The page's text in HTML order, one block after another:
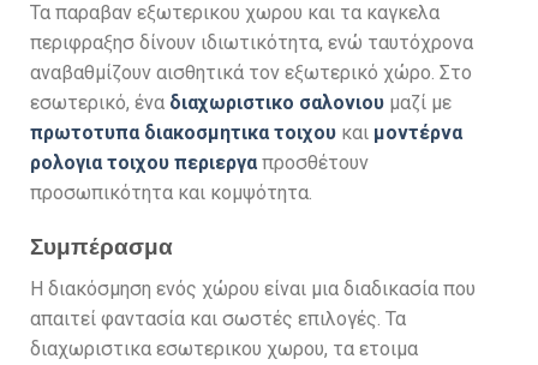
Τα παραβαν εξωτερικου χωρου και τα καγκελα
περιφραξησ δίνουν ιδιωτικότητα, ενώ ταυτόχρονα
αναβαθμίζουν αισθητικά τον εξωτερικό χώρο. Στο
εσωτερικό, ένα διαχωριστικο σαλονιου μαζί με
πρωτοτυπα διακοσμητικα τοιχου και μοντέρνα
ρολογια τοιχου περιεργαπροσθέτουν
προσωπικότητα και κομψότητα.
Συμπέρασμα
Η διακόσμηση ενός χώρου είναι μια διαδικασία που
απαιτεί φαντασία και σωστές επιλογές. Τα
διαχωριστικα εσωτερικου χωρου, τα ετοιμα